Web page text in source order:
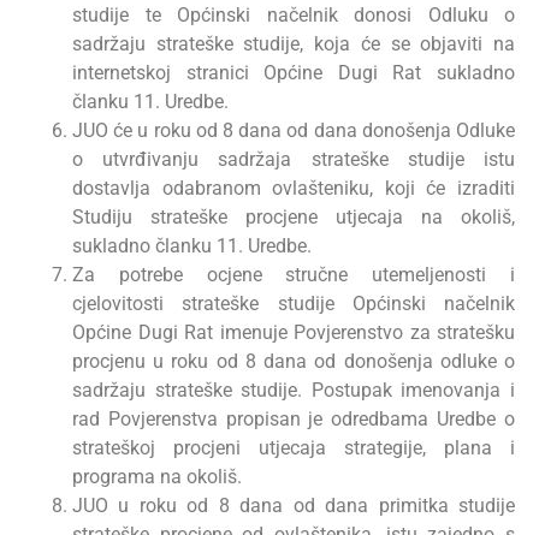
studije te Općinski načelnik donosi Odluku o
sadržaju strateške studije, koja će se objaviti na
internetskoj stranici Općine Dugi Rat sukladno
članku 11. Uredbe.
JUO će u roku od 8 dana od dana donošenja Odluke
o utvrđivanju sadržaja strateške studije istu
dostavlja odabranom ovlašteniku, koji će izraditi
Studiju strateške procjene utjecaja na okoliš,
sukladno članku 11. Uredbe.
Za potrebe ocjene stručne utemeljenosti i
cjelovitosti strateške studije Općinski načelnik
Općine Dugi Rat imenuje Povjerenstvo za stratešku
procjenu u roku od 8 dana od donošenja odluke o
sadržaju strateške studije. Postupak imenovanja i
rad Povjerenstva propisan je odredbama Uredbe o
strateškoj procjeni utjecaja strategije, plana i
programa na okoliš.
JUO u roku od 8 dana od dana primitka studije